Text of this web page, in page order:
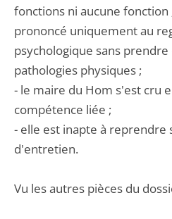
fonctions ni aucune
prononcé uniquement au
psychologique sans
pathologies physiques ;
- le maire du Hom s'est cru
compétence liée ;
- elle est inapte à reprendre
d'entretien.
Vu les autres pièces du